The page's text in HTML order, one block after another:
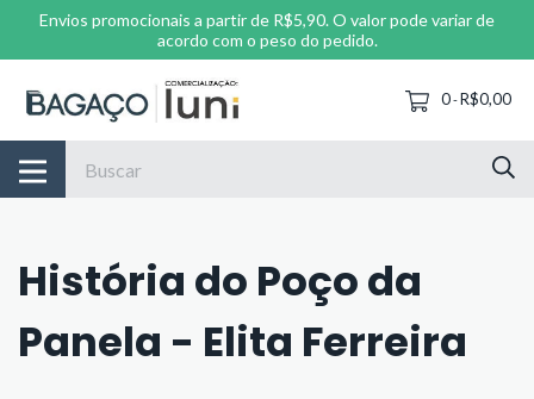
Envios promocionais a partir de R$5,90. O valor pode variar de
acordo com o peso do pedido.
0-R$0,00
História do Poço da
Panela - Elita Ferreira